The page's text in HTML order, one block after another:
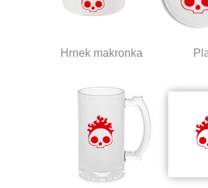
Hrnek makronka